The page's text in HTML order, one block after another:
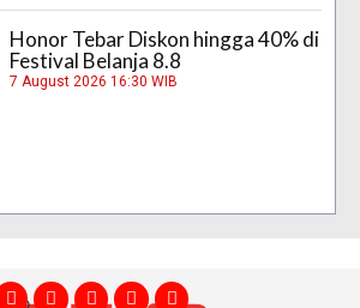
Honor Tebar Diskon hingga 40% di
Festival Belanja 8.8
7 August 2026 16:30 WIB